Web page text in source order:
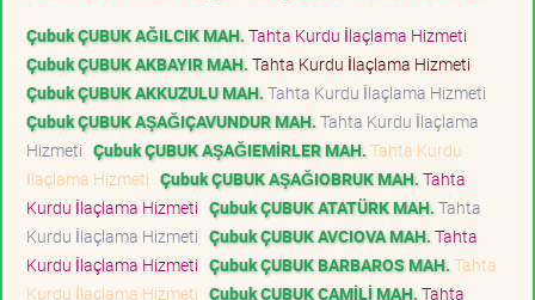
Çubuk ÇUBUK AĞILCIK MAH. Tahta Kurdu İlaçlama Hizmeti
Çubuk ÇUBUK AKBAYIR MAH. Tahta Kurdu İlaçlama Hizmeti
Çubuk ÇUBUK AKKUZULU MAH. Tahta Kurdu İlaçlama Hizmeti
Çubuk ÇUBUK AŞAĞIÇAVUNDUR MAH. Tahta Kurdu İlaçlama
Hizmeti Çubuk ÇUBUK AŞAĞIEMİRLER MAH. Tahta Kurdu
İlaçlama Hizmeti Çubuk ÇUBUK AŞAĞIOBRUK MAH. Tahta
Kurdu İlaçlama Hizmeti Çubuk ÇUBUK ATATÜRK MAH. Tahta
Kurdu İlaçlama Hizmeti Çubuk ÇUBUK AVCIOVA MAH. Tahta
Kurdu İlaçlama Hizmeti Çubuk ÇUBUK BARBAROS MAH. Tahta
Kurdu İlaçlama Hizmeti Çubuk ÇUBUK CAMİLİ MAH. Tahta